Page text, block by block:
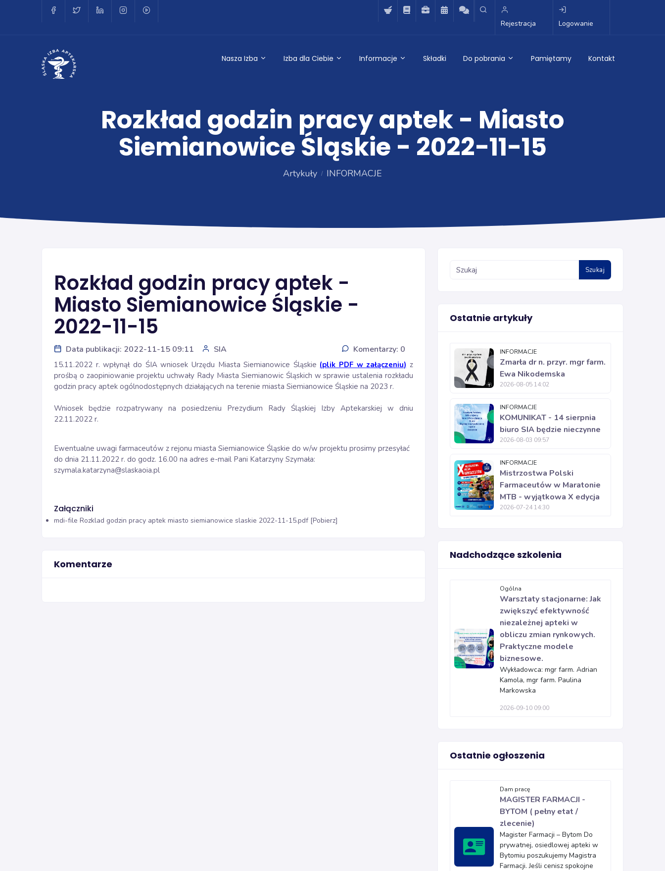
Rejestracja Logowanie
Nasza Izba Izba dla Ciebie Informacje Składki Do pobrania Pamiętamy Kontakt
Rozkład godzin pracy aptek - Miasto
Siemianowice Śląskie - 2022-11-15
Artykuły INFORMACJE
Rozkład godzin pracy aptek -
Miasto Siemianowice Śląskie -
2022-11-15
Data publikacji: 2022-11-15 09:11 SIA Komentarzy: 0
15.11.2022 r. wpłynął do ŚIA wniosek Urzędu Miasta Siemianowice Śląskie (plik PDF w załączeniu) z
prośbą o zaopiniowanie projektu uchwały Rady Miasta Siemianowic Śląskich w sprawie ustalenia rozkładu
godzin pracy aptek ogólnodostępnych działających na terenie miasta Siemianowice Śląskie na 2023 r.
Wniosek będzie rozpatrywany na posiedzeniu Prezydium Rady Śląskiej Izby Aptekarskiej w dniu
22.11.2022 r.
Ewentualne uwagi farmaceutów z rejonu miasta Siemianowice Śląskie do w/w projektu prosimy przesyłać
do dnia 21.11.2022 r. do godz. 16.00 na adres e-mail Pani Katarzyny Szymała:
szymala.katarzyna@slaskaoia.pl
Załączniki
mdi-file Rozklad godzin pracy aptek miasto siemianowice slaskie 2022-11-15.pdf [Pobierz]
Komentarze
Szukaj
Ostatnie artykuły
INFORMACJE
Zmarła dr n. przyr. mgr farm.
Ewa Nikodemska
2026-08-05 14:02
INFORMACJE
KOMUNIKAT - 14 sierpnia
biuro SIA będzie nieczynne
2026-08-03 09:57
INFORMACJE
Mistrzostwa Polski
Farmaceutów w Maratonie
MTB - wyjątkowa X edycja
2026-07-24 14:30
Nadchodzące szkolenia
Ogólna
Warsztaty stacjonarne: Jak
zwiększyć efektywność
niezależnej apteki w
obliczu zmian rynkowych.
Praktyczne modele
biznesowe.
Wykładowca: mgr farm. Adrian
Kamola, mgr farm. Paulina
Markowska
2026-09-10 09:00
Ostatnie ogłoszenia
Dam pracę
MAGISTER FARMACJI -
BYTOM ( pełny etat /
zlecenie)
Magister Farmacji – Bytom Do
prywatnej, osiedlowej apteki w
Bytomiu poszukujemy Magistra
Farmacji. Jeśli cenisz spokojne